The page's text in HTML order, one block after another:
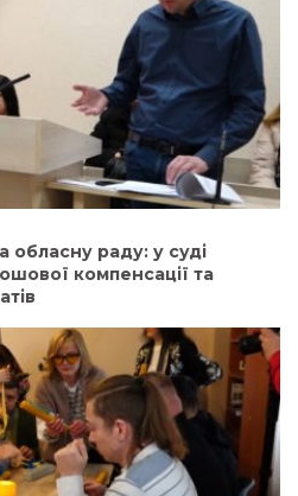
обласну раду: у суді
компенсації та